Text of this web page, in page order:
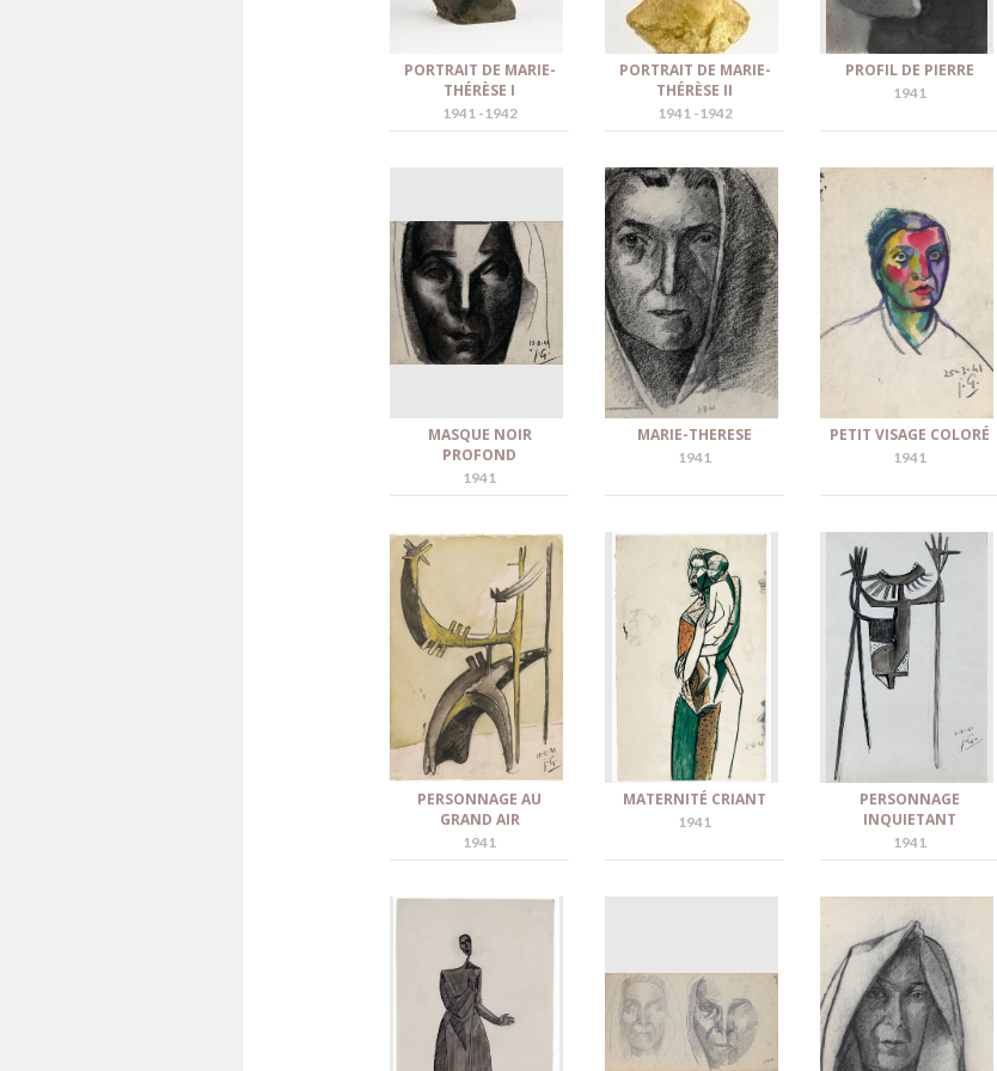
PORTRAIT DE MARIE-
THÉRÈSE I
1941 -1942
PORTRAIT DE MARIE-
THÉRÈSE II
1941 -1942
PROFIL DE PIERRE
1941
MASQUE NOIR
PROFOND
1941
MARIE-THERESE
1941
PETIT VISAGE COLORÉ
1941
PERSONNAGE AU
GRAND AIR
1941
MATERNITÉ CRIANT
1941
PERSONNAGE
INQUIETANT
1941